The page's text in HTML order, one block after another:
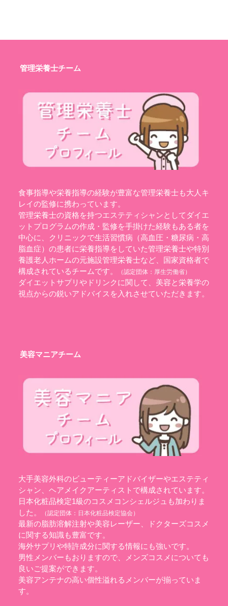
管理栄養士チーム
食事指導や栄養指導の経験が豊富な管理栄養士も大人キ
レイの監修に携わっています。
管理栄養士の資格を持つエステティシャンとしてダイエ
ットプログラムの作成・監修を手掛けた経験もある者を
中心に、クリニックで生活習慣病（高血圧・糖尿病・高
脂血症）の患者に栄養指導をしていた管理栄養士や特別
養護老人ホームの元施設管理栄養士など、国家資格者で
構成されているチームです。
（認定団体： 厚生労働省）
ダイエットサプリやドリンクに関して、美容と栄養学の
視点からの鋭いアドバイスを入れさせていただきます。
美容マニアチーム
大手美容外科のビューティーアドバイザーやエステティ
シャン、ヘアメイクアーティストで構成されています。
日本化粧品検定1級のコスメコンシェルジュも加わりま
した。
（認定団体： 日本化粧品検定協会）
最新の脂肪溶解注射や美容レーザー、ドクターズコスメ
に関する知識も豊富です。
海外サプリや特許成分に関する情報にも強いです。
男性メンバーもおりますので、メンズコスメについても
良いご提案ができます。
美容アンテナの高い個性溢れるメンバーが揃っていま
す。